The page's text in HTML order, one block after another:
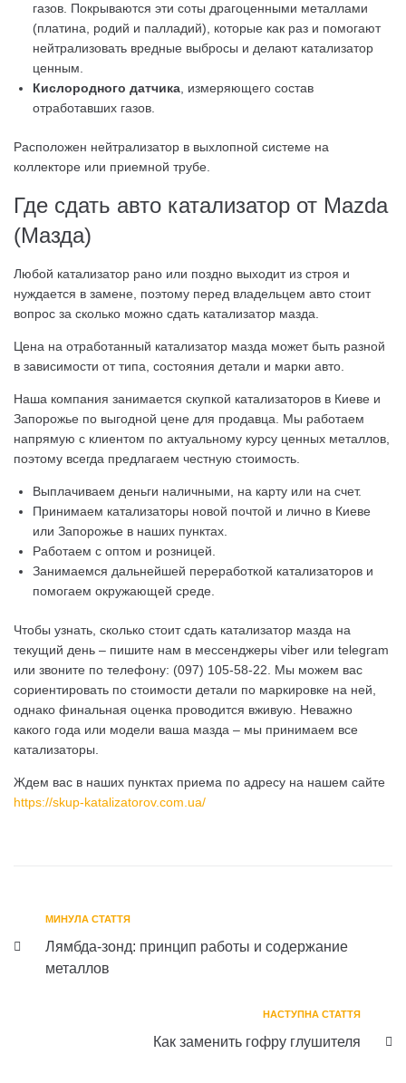
газов. Покрываются эти соты драгоценными металлами
(платина, родий и палладий), которые как раз и помогают
нейтрализовать вредные выбросы и делают катализатор
ценным.
Кислородного датчика , измеряющего состав
отработавших газов.
Расположен нейтрализатор в выхлопной системе на
коллекторе или приемной трубе.
Где сдать авто катализатор от Mazda
(Мазда)
Любой катализатор рано или поздно выходит из строя и
нуждается в замене, поэтому перед владельцем авто стоит
вопрос за сколько можно сдать катализатор мазда.
Цена на отработанный катализатор мазда может быть разной
в зависимости от типа, состояния детали и марки авто.
Наша компания занимается скупкой катализаторов в Киеве и
Запорожье по выгодной цене для продавца. Мы работаем
напрямую с клиентом по актуальному курсу ценных металлов,
поэтому всегда предлагаем честную стоимость.
Выплачиваем деньги наличными, на карту или на счет.
Принимаем катализаторы новой почтой и лично в Киеве
или Запорожье в наших пунктах.
Работаем с оптом и розницей.
Занимаемся дальнейшей переработкой катализаторов и
помогаем окружающей среде.
Чтобы узнать, сколько стоит сдать катализатор мазда на
текущий день – пишите нам в мессенджеры viber или telegram
или звоните по телефону: (097) 105-58-22.
Мы можем вас
сориентировать по стоимости детали по маркировке на ней,
однако финальная оценка проводится вживую. Неважно
какого года или модели ваша мазда – мы принимаем все
катализаторы.
Ждем вас в наших пунктах приема по адресу на нашем сайте
https://skup-katalizatorov.com.ua/
МИНУЛА СТАТТЯ
Лямбда-зонд: принцип работы и содержание
металлов
НАСТУПНА СТАТТЯ
Как заменить гофру глушителя